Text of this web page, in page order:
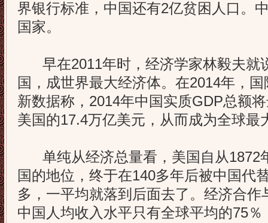
界银行标准，中国还有2亿贫困人口。
国家。
早在2011年时，经济学家林毅夫就
国，成世界最大经济体。在2014年，
新数据称，2014年中国实质GDP总额
美国的17.4万亿美元，从而成为全球最
单纯从经济总量看，美国自从1872
国的地位，终于在140多年后被中国代
多，一平均就落到后面去了。经济合
中国人均收入水平只有全球平均的75